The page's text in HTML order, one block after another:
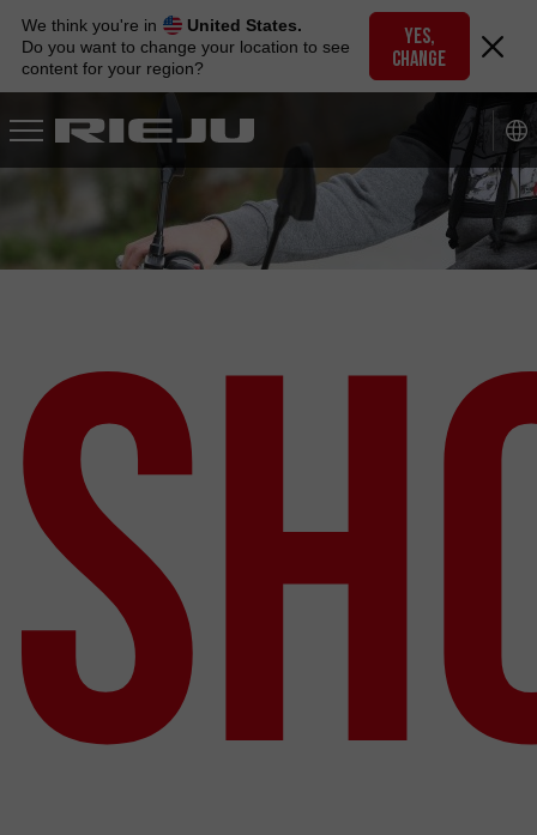
navigation
content
We think you're in
United States.
Do you want to change your location to see
content for your region?
YES,
CHANGE